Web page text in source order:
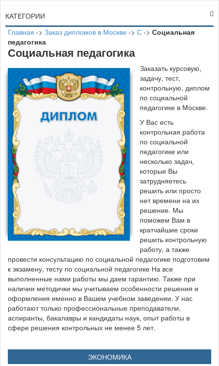
КАТЕГОРИИ
Главная -> Заказ дипломов в Москве -> С -> Социальная
педагогика
Социальная педагогика
Заказать курсовую,
задачу, тест,
контрольную, диплом
по социальной
педагогике в Москве.
У Вас есть
контрольная работа
по социальной
педагогике или
несколько задач,
которые Вы
затрудняетесь
решить или просто
нет времени на их
решение. Мы
поможем Вам в
кратчайшие сроки
решить контрольную
работу, а также
провести консультацию по социальной педагогике подготовим
к экзамену, тесту по социальной педагогике На все
выполненные нами работы мы даем гарантию. Также при
наличии методички мы учитываем особенности решения и
оформления именно в Вашем учебном заведении. У нас
работают только профессиональные преподаватели,
аспиранты, бакалавры и кандидаты наук, опыт работы в
сфере решения контрольных не менее 5 лет.
ЭКОНОМИКА